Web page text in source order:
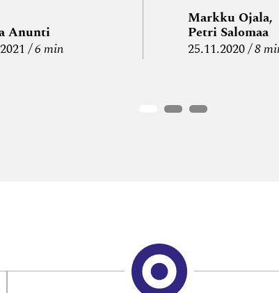
Anunti
6 min
Markku Ojala,
Petri Salomaa
25.11.2020 8